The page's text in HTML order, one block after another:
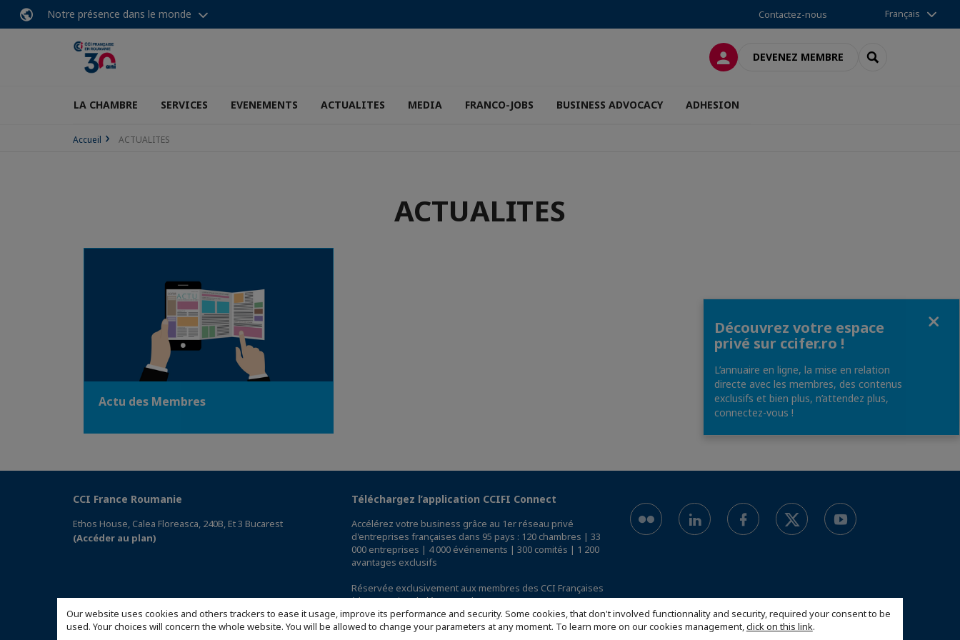
Our website uses cookies and others trackers to ease it usage, improve its performance and security. Some cookies, that don't involved functionnality and security, required your consent to be
used. Your choices will concern the whole website. You will be allowed to change your parameters at any moment. To learn more on our cookies management,click on this link.
Notre présence dans le monde Contactez-nous Français
CONNEXIONDEVENEZ MEMBRE RECHERCHER
LA CHAMBRE SERVICES EVENEMENTS ACTUALITES MEDIA FRANCO-JOBS BUSINESS ADVOCACY ADHESION
Accueil ACTUALITES
ACTUALITES
Actu des Membres
CCI France Roumanie
Ethos House, Calea Floreasca, 240B, Et 3 Bucarest
(Accéder au plan)
Téléchargez l’application CCIFI Connect
Accélérez votre business grâce au 1er réseau privé
d'entreprises françaises dans 95 pays : 120 chambres | 33
000 entreprises | 4 000 événements | 300 comités | 1 200
avantages exclusifs
Réservée exclusivement aux membres des CCI Françaises
à l'International,découvrez l'app CCIFI Connect.
Découvrez votre espace
privé sur ccifer.ro !
L’annuaire en ligne, la mise en relation
directe avec les membres, des contenus
exclusifs et bien plus, n’attendez plus,
connectez-vous !